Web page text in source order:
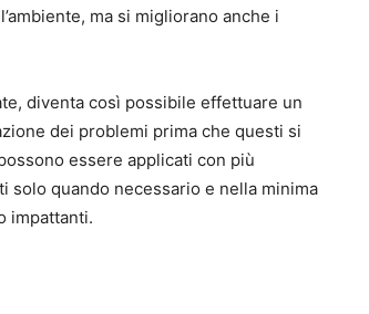
ma si migliorano anche i
diventa così possibile effettuare un
dei problemi prima che questi si
essere applicati con più
quando necessario e nella minima
impattanti.